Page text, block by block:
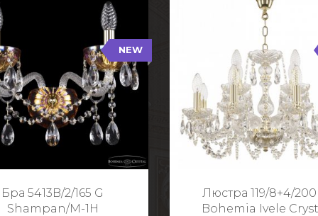
NEW
Бра 5413B/2/165 G
Shampan/M-1H
2/165 G Shampan/M-1H
Тип: Хрустальные
арматуры: Золото/
Кол-во ламп: 2
Ширина: 35 см
Люстра 119/8+4/200
Bohemia Ivele
119/8+4/200 G
Тип: Стеклянный рожок
Цвет арматуры:
Кол-во ламп:
Диаметр: 58